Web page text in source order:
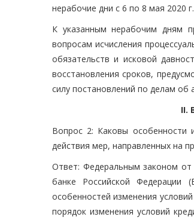
нерабочие дни с 6 по 8 мая 2020
К указанным нерабочим дням
вопросам исчисления
обязательств и исковой
восстановления сроков,
силу постановлений по делам об
II.
Вопрос 2: Каковы особенности
действия мер, направленных на
Ответ: Федеральным законом
банке Российской Федерации
особенностей изменения
порядок изменения условий